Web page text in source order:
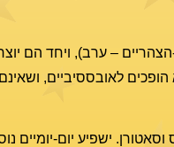
– ערב), ויחד הם
לאובססיביים,
ישפיע יום-